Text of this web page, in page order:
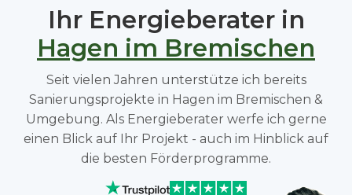
Ihr Energieberater in
Hagen im Bremischen
Seit vielen Jahren unterstütze ich bereits
Sanierungsprojekte in Hagen im Bremischen &
Umgebung. Als Energieberater werfe ich gerne
einen Blick auf Ihr Projekt - auch im Hinblick auf
die besten Förderprogramme.